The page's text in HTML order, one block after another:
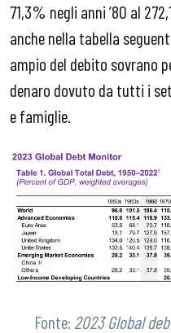
71,3% negli anni ’80 al
anche nella tabella
ampio del debito sovrano
denaro dovuto da tutti i
e famiglie.
Fonte: 2023 Global